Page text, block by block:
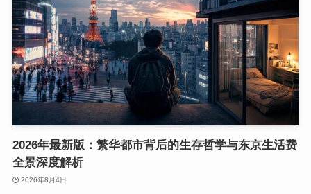
2026年最新版：繁华都市背后的生存哲学与东京生活费
全景深度解析
2026年8月4日